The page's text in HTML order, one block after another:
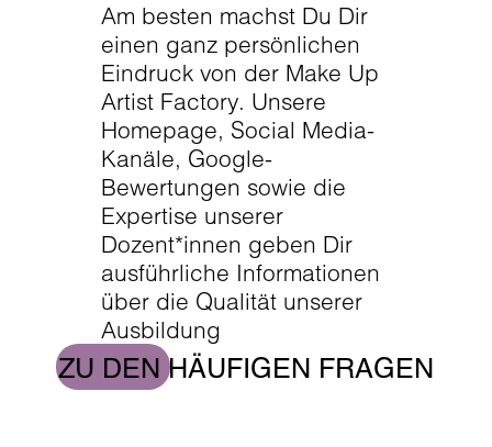
Am besten machst Du Dir
einen ganz persönlichen
Eindruck von der Make Up
Artist Factory. Unsere
Homepage, Social Media-
Kanäle, Google-
Bewertungen sowie die
Expertise unserer
Dozent*innen geben Dir
ausführliche Informationen
über die Qualität unserer
Ausbildung
ZU DEN HÄUFIGEN FRAGEN